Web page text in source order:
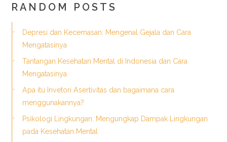
RANDOM POSTS
Depresi dan Kecemasan: Mengenal Gejala dan Cara
Mengatasinya
Tantangan Kesehatan Mental di Indonesia dan Cara
Mengatasinya
Apa itu Invetori Asertivitas dan bagaimana cara
menggunakannya?
Psikologi Lingkungan: Mengungkap Dampak Lingkungan
pada Kesehatan Mental